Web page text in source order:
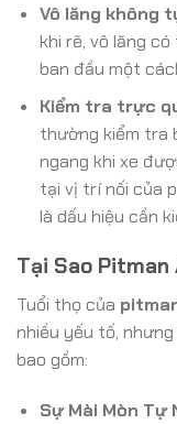
Vô lăng không
khi rẽ, vô lăng
ban đầu một
Kiểm tra trực
thường kiểm tra
ngang khi xe
tại vị trí nối của
là dấu hiệu cần
Tại Sao Pitman
Tuổi thọ của
nhiều yếu tố,
bao gồm:
Sự Mài Mòn Tự